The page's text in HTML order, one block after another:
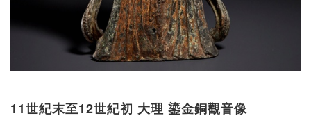
11世紀末至12世紀初 大理 鎏金銅觀音像